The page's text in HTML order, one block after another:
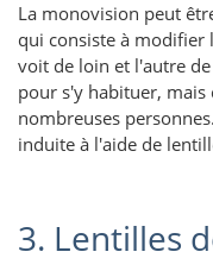
La monovision peut
qui consiste à
voit de loin et l'autre
pour s'y habituer, mais
nombreuses
induite à l'aide de
3. Lentilles